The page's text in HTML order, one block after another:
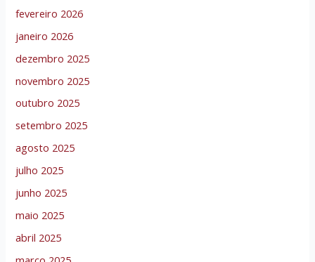
fevereiro 2026
janeiro 2026
dezembro 2025
novembro 2025
outubro 2025
setembro 2025
agosto 2025
julho 2025
junho 2025
maio 2025
abril 2025